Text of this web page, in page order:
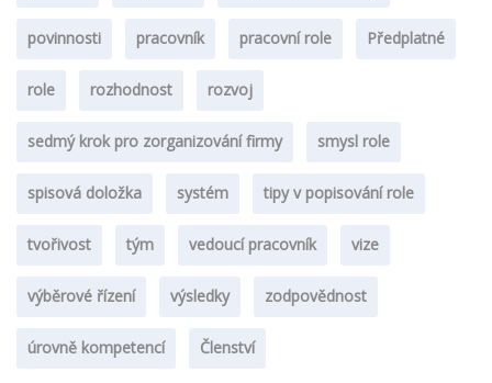
povinnosti pracovník pracovní role Předplatné
role rozhodnost rozvoj
sedmý krok pro zorganizování firmy smysl role
spisová doložka systém tipy v popisování role
tvořivost tým vedoucí pracovník vize
výběrové řízení výsledky zodpovědnost
úrovně kompetencí Členství